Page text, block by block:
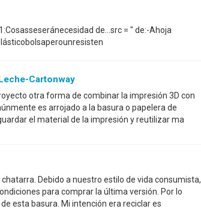
de...src = " de:-Ahoja
Cartonway
otra forma de combinar la impresión 3D con
es arrojado a la basura o papelera de
el material de la impresión y reutilizar ma
Debido a nuestro estilo de vida consumista,
para comprar la última versión. Por lo
esta basura. Mi intención era reciclar es